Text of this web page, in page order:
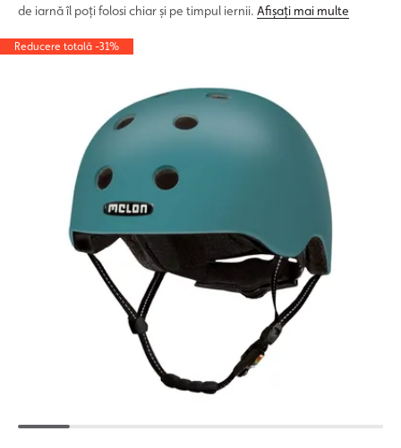
de iarnă îl poți folosi chiar și pe timpul iernii. Afișați mai multe
Reducere totală -31%